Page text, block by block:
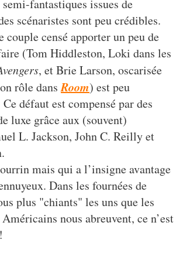
fantastiques issues de
scénaristes sont peu crédibles.
couple censé apporter un peu de
(Tom Hiddleston, Loki dans les
, et Brie Larson, oscarisée
rôle dansRoom) est peu
défaut est compensé par des
luxe grâce aux (souvent)
L. Jackson, John C. Reilly et
mais qui a l’insigne avantage
Dans les fournées de
plus "chiants" les uns que les
nous abreuvent, ce n’est